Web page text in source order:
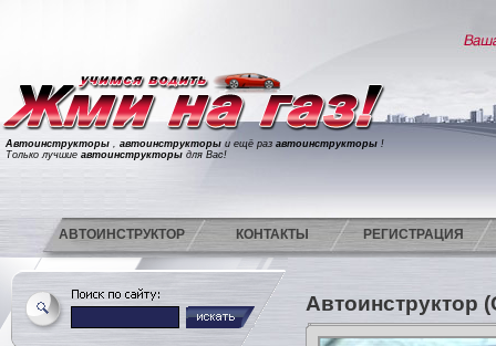
Автоинструкторы , автоинструкторы и ещё раз автоинструкторы !
Только лучшие автоинструкторы для Вас!
АВТОИНСТРУКТОР КОНТАКТЫ РЕГИСТРАЦИЯ